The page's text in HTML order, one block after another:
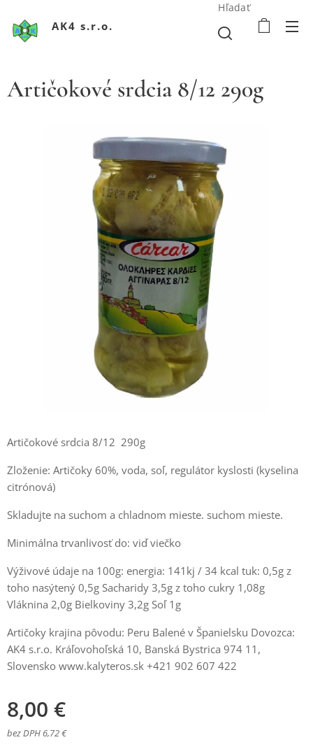
AK4 s.r.o.
Hľadať
Artičokové srdcia 8/12 290g
Artičokové srdcia 8/12 290g
Zloženie: Artičoky 60%, voda, soľ, regulátor kyslosti (kyselina
citrónová)
Skladujte na suchom a chladnom mieste. suchom mieste.
Minimálna trvanlivosť do: viď viečko
Výživové údaje na 100g: energia: 141kj / 34 kcal tuk: 0,5g z
toho nasýtený 0,5g Sacharidy 3,5g z toho cukry 1,08g
Vláknina 2,0g Bielkoviny 3,2g Soľ 1g
Artičoky krajina pôvodu: Peru Balené v Španielsku Dovozca:
AK4 s.r.o. Kráľovohoľská 10, Banská Bystrica 974 11,
Slovensko www.kalyteros.sk +421 902 607 422
8,00 €
bez DPH 6,72 €